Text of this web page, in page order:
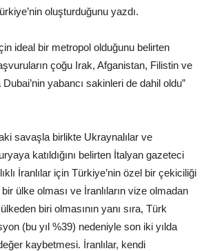
oluşturduğunu yazdı.
ideal bir metropol olduğunu belirten
çoğu Irak, Afganistan, Filistin ve
Dubai’nin yabancı sakinleri de dahil oldu”
savaşla birlikte Ukraynalılar ve
katıldığını belirten İtalyan gazeteci
İranlılar için Türkiye’nin özel bir çekiciliği
ülke olması ve İranlıların vize olmadan
biri olmasının yanı sıra, Türk
(bu yıl %39) nedeniyle son iki yılda
kaybetmesi. İranlılar, kendi